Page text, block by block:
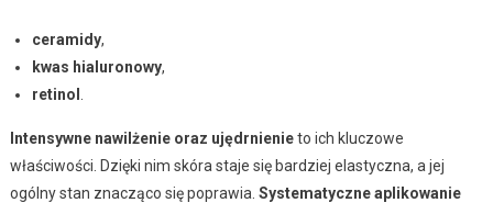
ceramidy,
kwas hialuronowy,
retinol
Intensywne nawilżenie oraz ujędrnienieto ich kluczowe
właściwości. Dzięki nim skóra staje się bardziej elastyczna, a jej
ogólny stan znacząco się poprawia. Systematyczne aplikowanie